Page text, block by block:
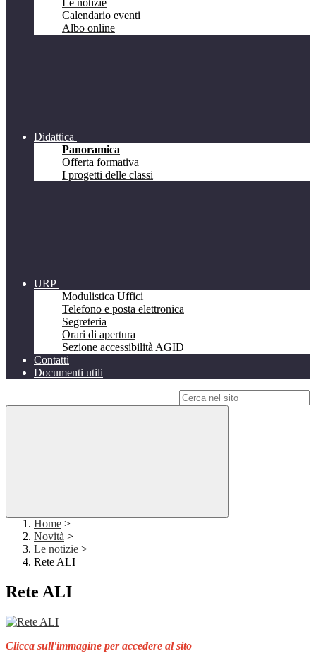
Le notizie
Calendario eventi
Albo online
Didattica
Panoramica
Offerta formativa
I progetti delle classi
URP
Modulistica Uffici
Telefono e posta elettronica
Segreteria
Orari di apertura
Sezione accessibilità AGID
Contatti
Documenti utili
Home >
Novità >
Le notizie >
Rete ALI
Rete ALI
Clicca sull'immagine per accedere al sito